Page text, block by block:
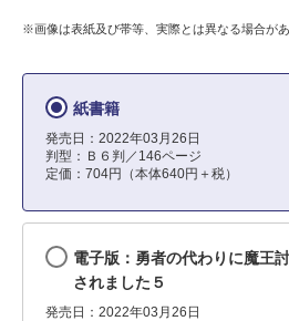
※画像は表紙及び帯等、実際とは異なる場合があ
紙書籍
発売日：2022年03月26日
判型：Ｂ６判／146ページ
定価：704円（本体640円＋税）
電子版：勇者の代わりに魔王
されました５
発売日：2022年03月26日